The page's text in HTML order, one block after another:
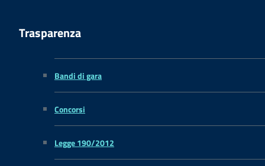
Trasparenza
Bandi di gara
Concorsi
Legge 190/2012